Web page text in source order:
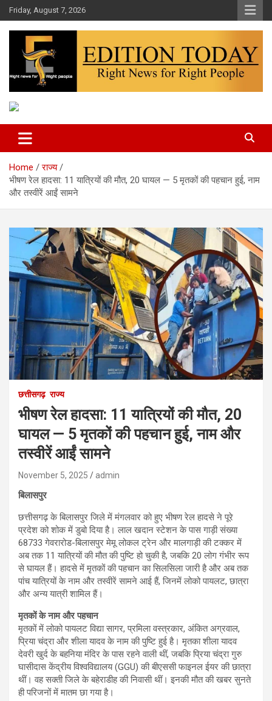
Skip
to
content
Friday, August 7, 2026
Edition Today
Home
राज्य
भीषण रेल हादसा: 11 यात्रियों की मौत, 20 घायल — 5 मृतकों की पहचान हुई, नाम
और तस्वीरें आईं सामने
छत्तीसगढ़ राज्य
भीषण रेल हादसा: 11 यात्रियों की मौत, 20
घायल — 5 मृतकों की पहचान हुई, नाम और
तस्वीरें आईं सामने
November 5, 2025 admin
बिलासपुर
छत्तीसगढ़ के बिलासपुर जिले में मंगलवार को हुए भीषण रेल हादसे ने पूरे
प्रदेश को शोक में डुबो दिया है। लाल खदान स्टेशन के पास गाड़ी संख्या
68733 गेवरारोड-बिलासपुर मेमू लोकल ट्रेन और मालगाड़ी की टक्कर में
अब तक 11 यात्रियों की मौत की पुष्टि हो चुकी है, जबकि 20 लोग गंभीर रूप
से घायल हैं। हादसे में मृतकों की पहचान का सिलसिला जारी है और अब तक
पांच यात्रियों के नाम और तस्वीरें सामने आई हैं, जिनमें लोको पायलट, छात्रा
और अन्य यात्री शामिल हैं।
मृतकों के नाम और पहचान
मृतकों में लोको पायलट विद्या सागर, प्रमिला वस्त्रकार, अंकित अग्रवाल,
प्रिया चंद्रा और शीला यादव के नाम की पुष्टि हुई है। मृतका शीला यादव
देवरी खुर्द के बहनिया मंदिर के पास रहने वाली थीं, जबकि प्रिया चंद्रा गुरु
घासीदास केंद्रीय विश्वविद्यालय (GGU) की बीएससी फाइनल ईयर की छात्रा
थीं। वह सक्ती जिले के बहेराडीह की निवासी थीं। इनकी मौत की खबर सुनते
ही परिजनों में मातम छा गया है।